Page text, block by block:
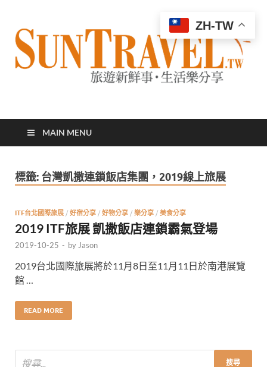
太陽網
MAIN MENU
標籤: 台灣凱撒連鎖飯店集團，2019線上旅展
ITF台北國際旅展 / 好宿分享 / 好物分享 / 樂分享 / 美食分享
2019 ITF旅展 凱撒飯店連鎖霸氣登場
2019-10-25 - by Jason
2019台北國際旅展將於11月8日至11月11日於南港展覽
館 …
READ MORE
ZH-TW